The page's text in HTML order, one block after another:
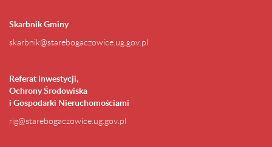
Skarbnik Gminy
skarbnik@starebogaczowice.ug.gov.pl
Referat Inwestycji,
Ochrony Środowiska
i Gospodarki Nieruchomościami
rig@starebogaczowice.ug.gov.pl